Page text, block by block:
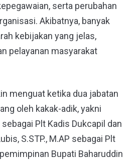
serta perubahan
Akibatnya, banyak
kebijakan yang jelas,
pelayanan masyarakat
menguat ketika dua jabatan
oleh kakak-adik, yakni
Plt Kadis Dukcapil dan
S.STP., M.AP sebagai Plt
Bupati Baharuddin